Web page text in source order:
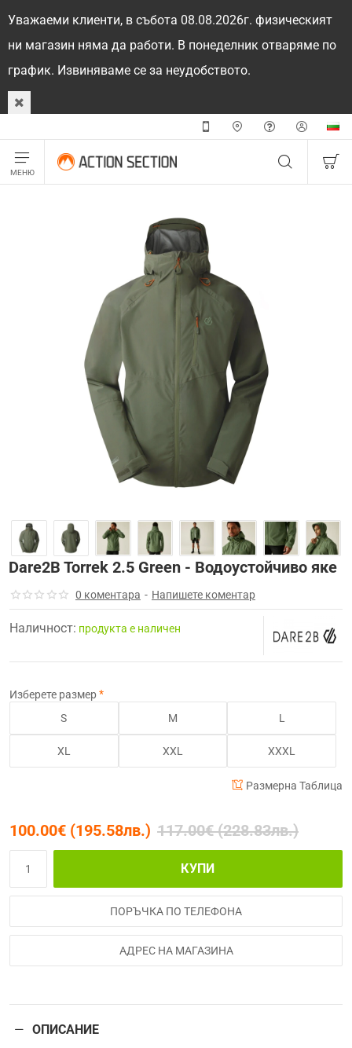
Уважаеми клиенти, в събота 08.08.2026г. физическият
ни магазин няма да работи. В понеделник отваряме по
график. Извиняваме се за неудобството.
Dare2B Torrek 2.5 Green - Водоустойчиво яке
Наличност: продуктa е наличен
0 коментара - Напишете коментар
100.00€ (195.58лв.) 117.00€ (228.83лв.)
Изберете размер
S
M L
XL XXL XXXL
КУПИ
Размерна Таблица
ОПИСАНИЕ
ПОРЪЧКА ПО ТЕЛЕФОНА
АДРЕС НА МАГАЗИНА